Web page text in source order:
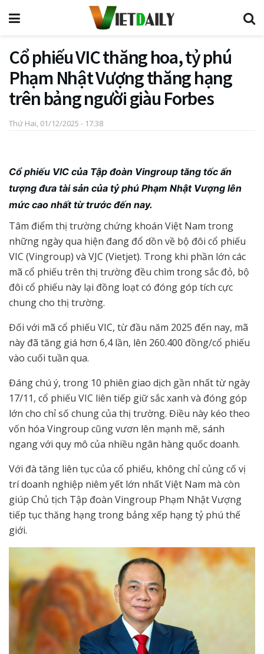
Cổ phiếu VIC thăng hoa, tỷ phú
Phạm Nhật Vượng thăng hạng
trên bảng người giàu Forbes
Thứ Hai, 01/12/2025 - 17:38
Cổ phiếu VIC của Tập đoàn Vingroup tăng tốc ấn
tượng đưa tài sản của tỷ phú Phạm Nhật Vượng lên
mức cao nhất từ trước đến nay.
Tâm điểm thị trường chứng khoán Việt Nam trong
những ngày qua hiện đang đổ dồn về bộ đôi cổ phiếu
VIC (Vingroup) và VJC (Vietjet). Trong khi phần lớn các
mã cổ phiếu trên thị trường đều chìm trong sắc đỏ, bộ
đôi cổ phiếu này lại đồng loạt có đóng góp tích cực
chung cho thị trường.
Đối với mã cổ phiếu VIC, từ đầu năm 2025 đến nay, mã
này đã tăng giá hơn 6,4 lần, lên 260.400 đồng/cổ phiếu
vào cuối tuần qua.
Đáng chú ý, trong 10 phiên giao dịch gần nhất từ ngày
17/11, cổ phiếu VIC liên tiếp giữ sắc xanh và đóng góp
lớn cho chỉ số chung của thị trường. Điều này kéo theo
vốn hóa Vingroup cũng vươn lên mạnh mẽ, sánh
ngang với quy mô của nhiều ngân hàng quốc doanh.
Với đà tăng liên tục của cổ phiếu, không chỉ củng cố vị
trí doanh nghiệp niêm yết lớn nhất Việt Nam mà còn
giúp Chủ tịch Tập đoàn Vingroup Phạm Nhật Vượng
tiếp tục thăng hạng trong bảng xếp hạng tỷ phú thế
giới.